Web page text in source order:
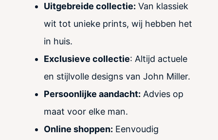
Uitgebreide collectie: Van klassiek
wit tot unieke prints, wij hebben het
in huis.
Exclusieve collectie: Altijd actuele
en stijlvolle designs van John Miller.
Persoonlijke aandacht: Advies op
maat voor elke man.
Online shoppen: Eenvoudig